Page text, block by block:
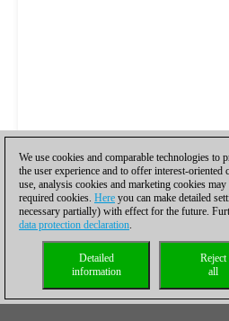
We use cookies and comparable technologies
the user experience and to offer interest-
use, analysis cookies and marketing cookies
required cookies. Here you can make detailed
necessary partially) with effect for the future.
data protection declaration.
Reject
all
Detailed
information